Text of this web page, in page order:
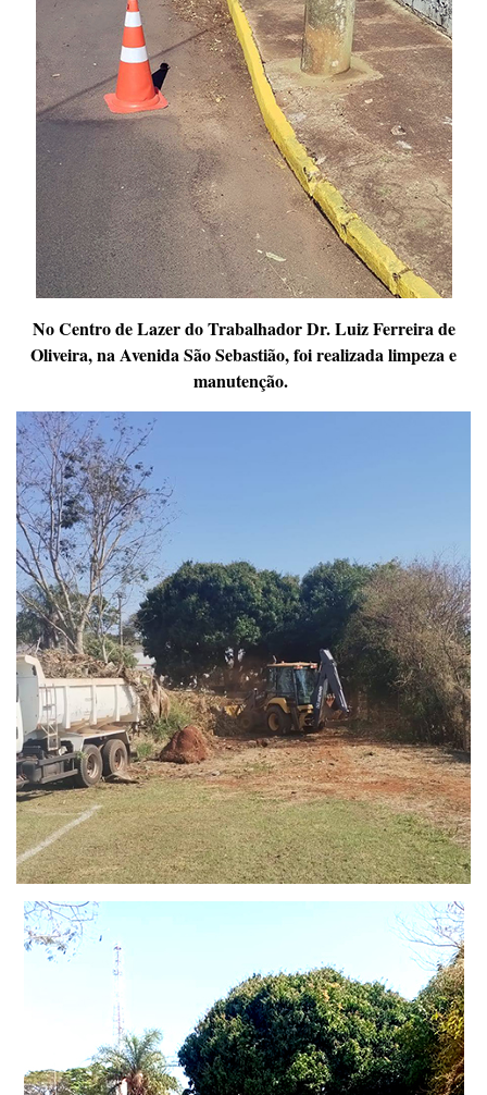
No Centro de Lazer do Trabalhador Dr. Luiz Ferreira de
Oliveira, na Avenida São Sebastião, foi realizada limpeza e
manutenção.